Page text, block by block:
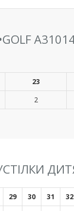
23
2
29 30 31 32